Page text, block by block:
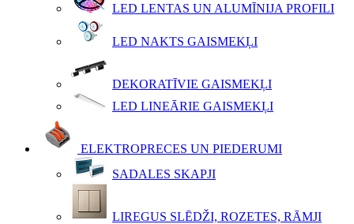
LED LENTAS UN ALUMĪNIJA PROFILI
LED NAKTS GAISMEKĻI
DEKORATĪVIE GAISMEKĻI
LED LINEĀRIE GAISMEKĻI
ELEKTROPRECES UN PIEDERUMI
SADALES SKAPJI
LIREGUS SLĒDŽI, ROZETES, RĀMJI